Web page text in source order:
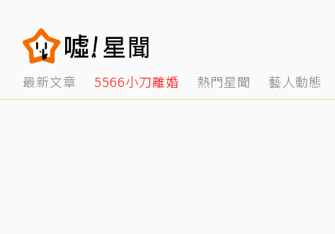
最新文章 5566小刀離婚 熱門星聞 藝人動態